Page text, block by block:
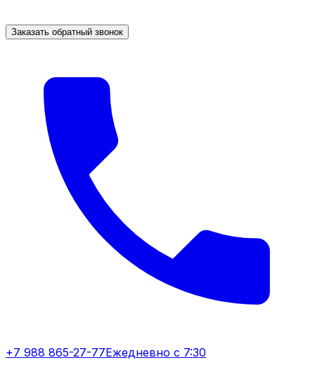
Заказать обратный звонок
+7 988 865-27-77Ежедневно с 7:30